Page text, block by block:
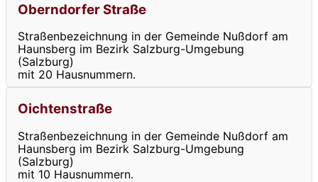
Oberndorfer Straße
Straßenbezeichnung in der Gemeinde Nußdorf am
Haunsberg im Bezirk Salzburg-Umgebung
(Salzburg)
mit 20 Hausnummern.
Oichtenstraße
Straßenbezeichnung in der Gemeinde Nußdorf am
Haunsberg im Bezirk Salzburg-Umgebung
(Salzburg)
mit 10 Hausnummern.